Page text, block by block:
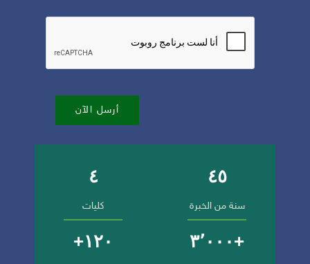
أرسل الآن
أرقام وإنجازات الجامعة
٤٥
سنة من الخبرة
٤
كليات
+٣٬٠٠٠ ١٢٠+